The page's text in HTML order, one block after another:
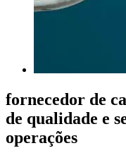
fornecedor de
de qualidade e
operações